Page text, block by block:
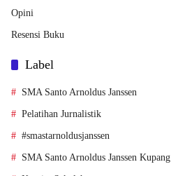
Opini
Resensi Buku
Label
SMA Santo Arnoldus Janssen
Pelatihan Jurnalistik
#smastarnoldusjanssen
SMA Santo Arnoldus Janssen Kupang